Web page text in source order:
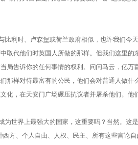
比利时、卢森堡或荷兰政府相似，也许我们今
取代他们时英国人所做的那样。 但我们这里的
局告诉你的任何事情的权利。问问马云， 亿万
那样对待最富有的公民， 他们会对普通人做什
化， 在天安门广场碾压抗议者并屠杀他们。他
为世界上最强大的国家，这重要吗？当然。这
方、个人自由、
人权、民主、所有这些言论